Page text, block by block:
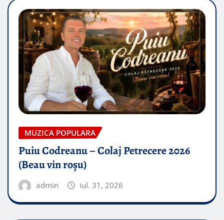
MUZICA POPULARA
Puiu Codreanu – Colaj Petrecere 2026
(Beau vin roșu)
admin iul. 31, 2026